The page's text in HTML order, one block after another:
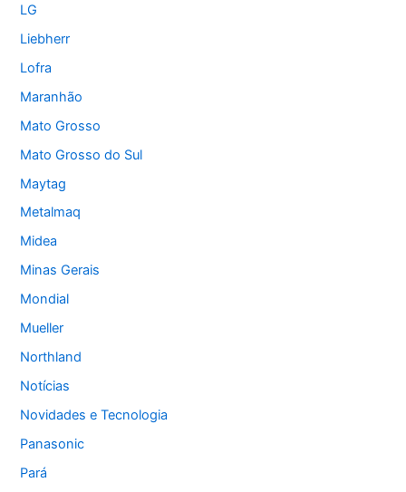
LG
Liebherr
Lofra
Maranhão
Mato Grosso
Mato Grosso do Sul
Maytag
Metalmaq
Midea
Minas Gerais
Mondial
Mueller
Northland
Notícias
Novidades e Tecnologia
Panasonic
Pará